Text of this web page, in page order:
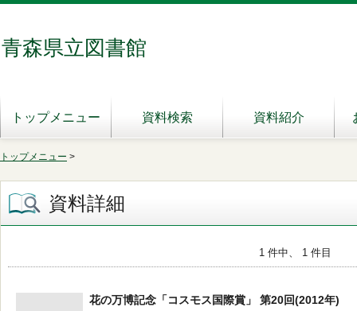
青森県立図書館
トップメニュー 資料検索 資料紹介
トップメニュー >
資料詳細
1 件中、 1 件目
花の万博記念「コスモス国際賞」 第20回(2012年)